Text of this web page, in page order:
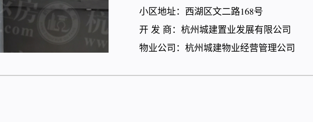
小区地址：西湖区文二路168号
开 发 商：杭州城建置业发展有限公司
物业公司：杭州城建物业经营管理公司